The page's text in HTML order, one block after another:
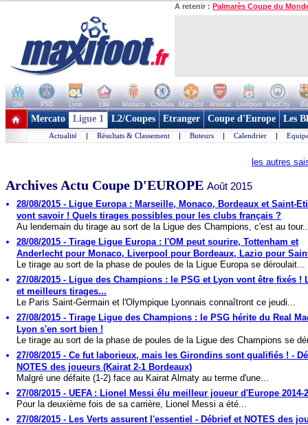
A retenir : Palmarès Coupe du
OM PSG Lyon Lille Monaco Chelsea Man Utd Arsenal Liverpool ManCity
+ de clubs
Mercato Ligue 1 L2/Coupes Etranger Coupe d'Europe Les
Actualité | Résultats & Classement | Buteurs | Calendrier |
les autres
Archives Actu Coupe D'EUROPE Août 2015
28/08/2015 - Ligue Europa : Marseille, Monaco, Bordeaux et Saint-
vont savoir ! Quels tirages possibles pour les clubs français ?
Au lendemain du tirage au sort de la Ligue des Champions, c'est au
28/08/2015 - Tirage Ligue Europa : l'OM peut sourire, Tottenham et
Anderlecht pour Monaco, Liverpool pour Bordeaux, Lazio pour
Le tirage au sort de la phase de poules de la Ligue Europa se déroulait...
27/08/2015 - Ligue des Champions : le PSG et Lyon vont être fixés !
et meilleurs tirages...
Le Paris Saint-Germain et l'Olympique Lyonnais connaîtront ce jeudi...
27/08/2015 - Tirage Ligue des Champions : le PSG hérite du Real
Lyon s'en sort bien !
Le tirage au sort de la phase de poules de la Ligue des Champions se
27/08/2015 - Ce fut laborieux, mais les Girondins sont qualifiés ! -
NOTES des joueurs (Kairat 2-1 Bordeaux)
Malgré une défaite (1-2) face au Kairat Almaty au terme d'une...
27/08/2015 - UEFA : Lionel Messi élu meilleur joueur d'Europe 2014-
Pour la deuxième fois de sa carrière, Lionel Messi a été...
27/08/2015 - Les Verts assurent l'essentiel - Débrief et NOTES des